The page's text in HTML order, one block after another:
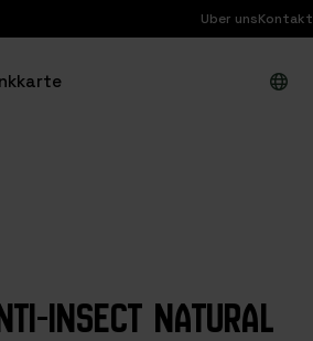
Uber unsKontakt
INSECT NATURAL